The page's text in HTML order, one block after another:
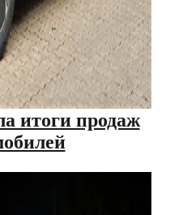
итоги продаж